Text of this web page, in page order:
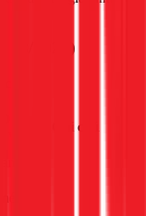
03/2026)
Ghi chú